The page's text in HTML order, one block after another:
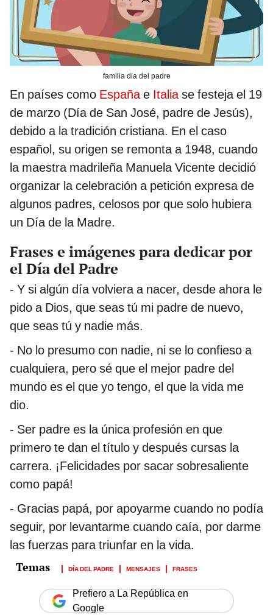
familia dia del padre
En países como España e Italia se festeja el 19
de marzo (Día de San José, padre de Jesús),
debido a la tradición cristiana. En el caso
español, su origen se remonta a 1948, cuando
la maestra madrileña Manuela Vicente decidió
organizar la celebración a petición expresa de
algunos padres, celosos por que solo hubiera
un Día de la Madre.
Frases e imágenes para dedicar por
el Día del Padre
- Y si algún día volviera a nacer, desde ahora le
pido a Dios, que seas tú mi padre de nuevo,
que seas tú y nadie más.
- No lo presumo con nadie, ni se lo confieso a
cualquiera, pero sé que el mejor padre del
mundo es el que yo tengo, el que la vida me
dio.
- Ser padre es la única profesión en que
primero te dan el título y después cursas la
carrera. ¡Felicidades por sacar sobresaliente
como papá!
- Gracias papá, por apoyarme cuando no podía
seguir, por levantarme cuando caía, por darme
las fuerzas para triunfar en la vida.
DÍA DEL PADRE MENSAJES FRASES
Prefiero a La República en
Google